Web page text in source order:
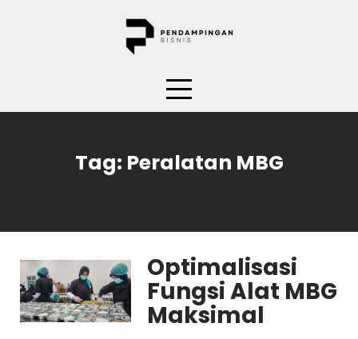
Tag: Peralatan MBG
Optimalisasi
Fungsi Alat MBG
Maksimal